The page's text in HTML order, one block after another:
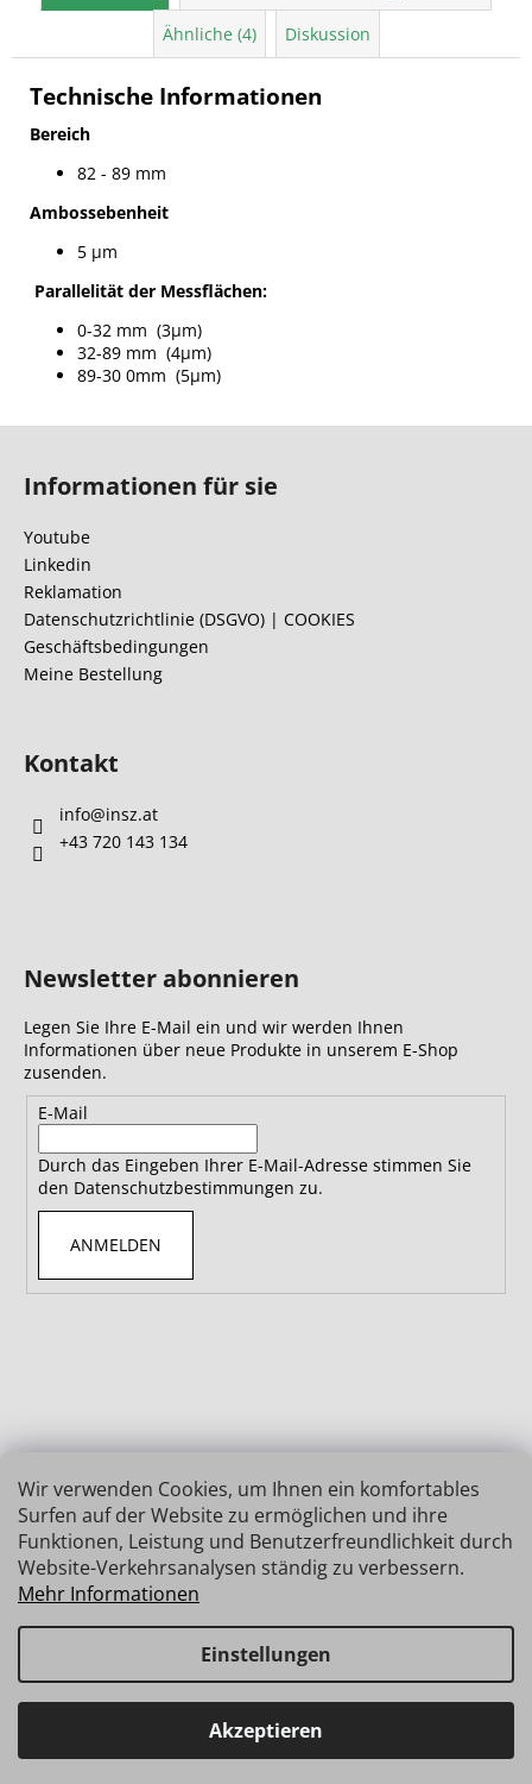
Wir verwenden Cookies, um Ihnen ein komfortables
Surfen auf der Website zu ermöglichen und ihre
Funktionen, Leistung und Benutzerfreundlichkeit durch
Website-Verkehrsanalysen ständig zu verbessern.
Mehr Informationen
Einstellungen
Akzeptieren
Haben Sie Fragen? Wir stehen Ihnen gerne zur Verfügung →
schnelle Verbindung: info@insz.at
Ähnliche (4) Diskussion
Technische Informationen
Bereich
82 - 89 mm
Ambossebenheit
5 µm
Parallelität der Messflächen:
0-32 mm (3µm)
32-89 mm (4µm)
89-30 0mm (5µm)
Informationen für sie
Youtube
Linkedin
Reklamation
Datenschutzrichtlinie (DSGVO) | COOKIES
Geschäftsbedingungen
Meine Bestellung
Kontakt
info@insz.at
+43 720 143 134
Newsletter abonnieren
Legen Sie Ihre E-Mail ein und wir werden Ihnen
Informationen über neue Produkte in unserem E-Shop
zusenden.
E-Mail
Durch das Eingeben Ihrer E-Mail-Adresse stimmen Sie
den Datenschutzbestimmungen zu.
ANMELDEN
Erstellt von Shoptet
Copyright 2026INSIZE | MESSTECHNIK. Alle Rechte
vorbehalten.